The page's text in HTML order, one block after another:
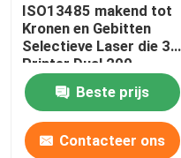
ISO13485 makend tot
Kronen en Gebitten
Selectieve Laser die 3d
Printer Dual 200
smelten
Beste prijs
Contacteer ons